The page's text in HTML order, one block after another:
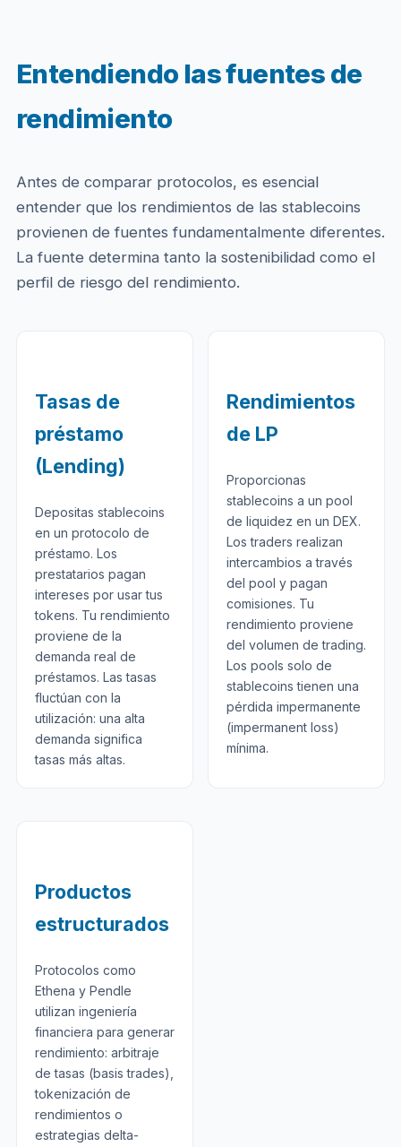
Entendiendo las fuentes de
rendimiento
Antes de comparar protocolos, es esencial
entender que los rendimientos de las stablecoins
provienen de fuentes fundamentalmente diferentes.
La fuente determina tanto la sostenibilidad como el
perfil de riesgo del rendimiento.
Tasas de
préstamo
(Lending)
Depositas stablecoins
en un protocolo de
préstamo. Los
prestatarios pagan
intereses por usar tus
tokens. Tu rendimiento
proviene de la
demanda real de
préstamos. Las tasas
fluctúan con la
utilización: una alta
demanda significa
tasas más altas.
Rendimientos
de LP
Proporcionas
stablecoins a un pool
de liquidez en un DEX.
Los traders realizan
intercambios a través
del pool y pagan
comisiones. Tu
rendimiento proviene
del volumen de trading.
Los pools solo de
stablecoins tienen una
pérdida impermanente
(impermanent loss)
mínima.
Productos
estructurados
Protocolos como
Ethena y Pendle
utilizan ingeniería
financiera para generar
rendimiento: arbitraje
de tasas (basis trades),
tokenización de
rendimientos o
estrategias delta-